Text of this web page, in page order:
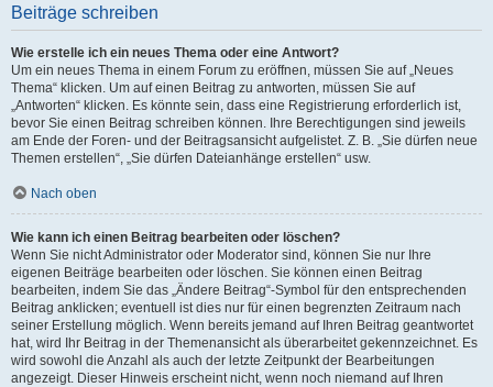
Beiträge schreiben
Wie erstelle ich ein neues Thema oder eine Antwort?
Um ein neues Thema in einem Forum zu eröffnen, müssen Sie auf „Neues
Thema“ klicken. Um auf einen Beitrag zu antworten, müssen Sie auf
„Antworten“ klicken. Es könnte sein, dass eine Registrierung erforderlich ist,
bevor Sie einen Beitrag schreiben können. Ihre Berechtigungen sind jeweils
am Ende der Foren- und der Beitragsansicht aufgelistet. Z. B. „Sie dürfen neue
Themen erstellen“, „Sie dürfen Dateianhänge erstellen“ usw.
Nach oben
Wie kann ich einen Beitrag bearbeiten oder löschen?
Wenn Sie nicht Administrator oder Moderator sind, können Sie nur Ihre
eigenen Beiträge bearbeiten oder löschen. Sie können einen Beitrag
bearbeiten, indem Sie das „Ändere Beitrag“-Symbol für den entsprechenden
Beitrag anklicken; eventuell ist dies nur für einen begrenzten Zeitraum nach
seiner Erstellung möglich. Wenn bereits jemand auf Ihren Beitrag geantwortet
hat, wird Ihr Beitrag in der Themenansicht als überarbeitet gekennzeichnet. Es
wird sowohl die Anzahl als auch der letzte Zeitpunkt der Bearbeitungen
angezeigt. Dieser Hinweis erscheint nicht, wenn noch niemand auf Ihren